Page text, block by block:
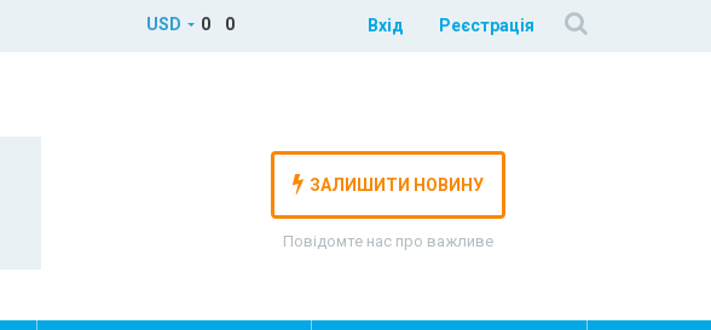
USD 0 0 Вхід Реєстрація
ЗАЛИШИТИ НОВИНУ
Повідомте нас про важливе